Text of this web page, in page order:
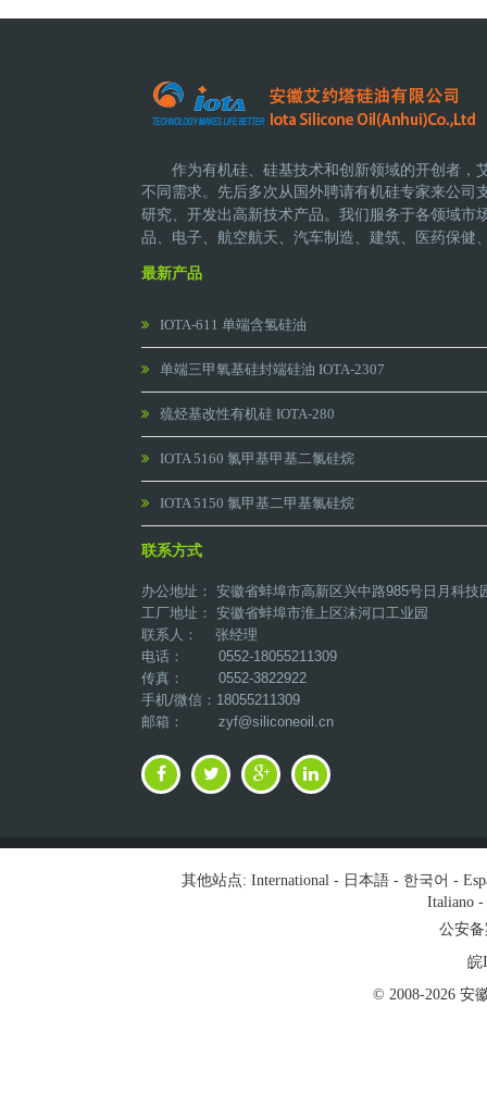
作为有机硅、硅基技术和创新领域的开创者，
不同需求。先后多次从国外聘请有机硅专家来公司
研究、开发出高新技术产品。 我们服务于各领域市
品、电子、航空航天、汽车制造、建筑、医药保健
最新产品
IOTA-611 单端含氢硅油
单端三甲氧基硅封端硅油 IOTA-2307
巯烃基改性有机硅 IOTA-280
IOTA 5160 氯甲基甲基二氯硅烷
IOTA 5150 氯甲基二甲基氯硅烷
联系方式
办公地址： 安徽省蚌埠市高新区兴中路985号日月科技
工厂地址： 安徽省蚌埠市淮上区沫河口工业园
联系人： 张经理
电话： 0552-18055211309
传真： 0552-3822922
手机/微信：18055211309
邮箱： zyf@siliconeoil.cn
其他站点: International- 日本語- 한국어 -
Italiano-
公安备
皖
© 2008-2026 安